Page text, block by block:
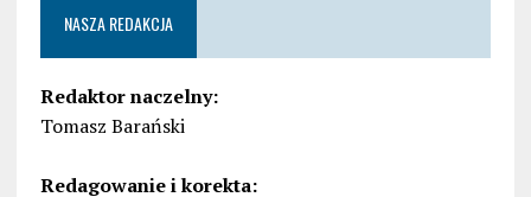
NASZA REDAKCJA
Redaktor naczelny:
Tomasz Barański
Redagowanie i korekta: